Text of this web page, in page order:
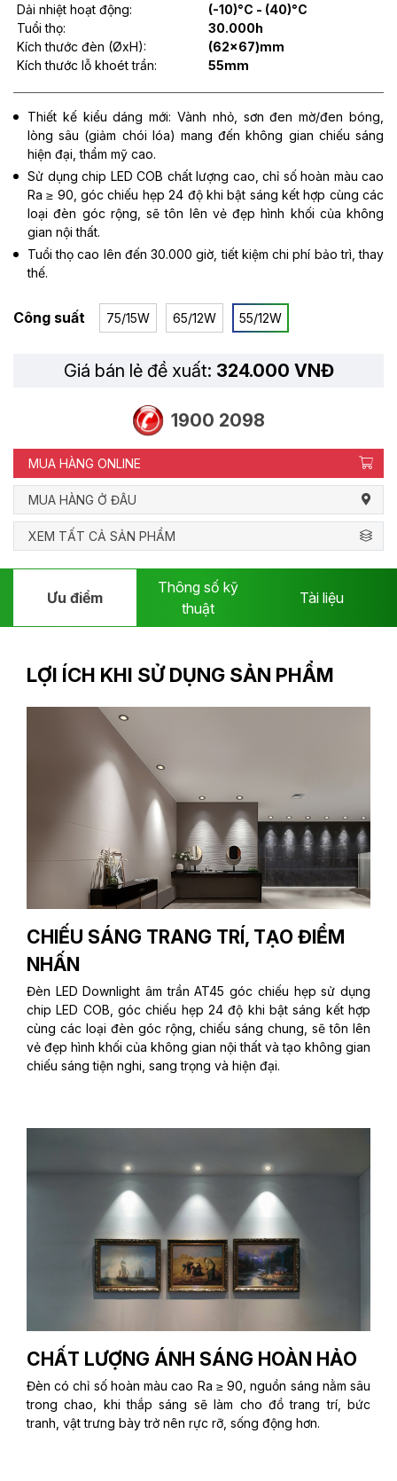
Dải nhiệt hoạt động:
(-10)°C - (40)°C
Tuổi thọ:
30.000h
Kích thước đèn (ØxH):
(62x67)mm
Kích thước lỗ khoét trần:
55mm
Thiết kế kiểu dáng mới: Vành nhỏ, sơn đen mờ/đen bóng,
lòng sâu (giảm chói lóa) mang đến không gian chiếu sáng
hiện đại, thẩm mỹ cao.
Sử dụng chip LED COB chất lượng cao, chỉ số hoàn màu cao
Ra ≥ 90, góc chiếu hẹp 24 độ khi bật sáng kết hợp cùng các
loại đèn góc rộng, sẽ tôn lên vẻ đẹp hình khối của không
gian nội thất.
Tuổi thọ cao lên đến 30.000 giờ, tiết kiệm chi phí bảo trì, thay
thế.
Công suất 75/15W 65/12W 55/12W
Giá bán lẻ đề xuất: 324.000 VNĐ
1900 2098
MUA HÀNG ONLINE
MUA HÀNG Ở ĐÂU
XEM TẤT CẢ SẢN PHẨM
Ưu điểm
Thông số kỹ
thuật
Tài liệu
LỢI ÍCH KHI SỬ DỤNG SẢN PHẨM
CHIẾU SÁNG TRANG TRÍ, TẠO ĐIỂM
NHẤN
Đèn LED Downlight âm trần AT45 góc chiếu hẹp sử dụng
chip LED COB, góc chiếu hẹp 24 độ khi bật sáng kết hợp
cùng các loại đèn góc rộng, chiếu sáng chung, sẽ tôn lên
vẻ đẹp hình khối của không gian nội thất và tạo không gian
chiếu sáng tiện nghi, sang trọng và hiện đại.
CHẤT LƯỢNG ÁNH SÁNG HOÀN HẢO
Đèn có chỉ số hoàn màu cao Ra ≥ 90, nguồn sáng nằm sâu
trong chao, khi thắp sáng sẽ làm cho đồ trang trí, bức
tranh, vật trưng bày trở nên rực rỡ, sống động hơn.